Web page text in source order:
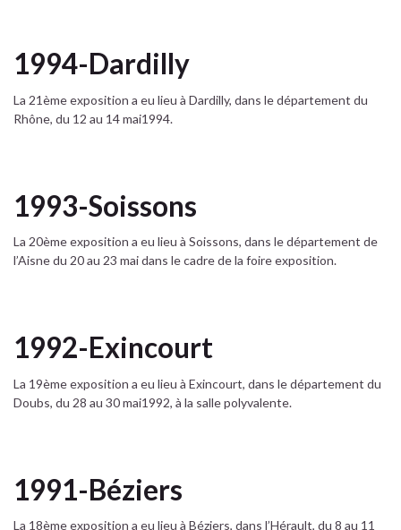
1994-Dardilly
La 21ème exposition a eu lieu à Dardilly, dans le département du
Rhône, du 12 au 14 mai1994.
1993-Soissons
La 20ème exposition a eu lieu à Soissons, dans le département de
l’Aisne du 20 au 23 mai dans le cadre de la foire exposition.
1992-Exincourt
La 19ème exposition a eu lieu à Exincourt, dans le département du
Doubs, du 28 au 30 mai1992, à la salle polyvalente.
1991-Béziers
La 18ème exposition a eu lieu à Béziers, dans l’Hérault, du 8 au 11